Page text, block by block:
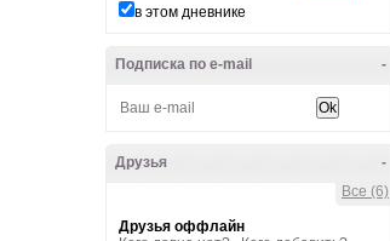
в этом дневнике
-
Подписка по e-mail
-
Друзья
Все (6)
Друзья оффлайн